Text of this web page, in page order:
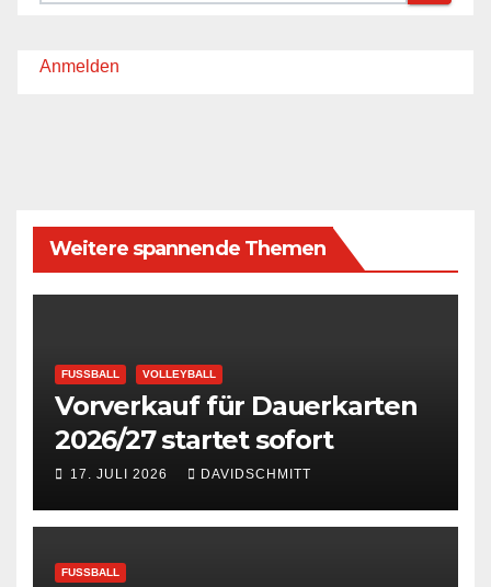
Anmelden
Weitere spannende Themen
FUSSBALL VOLLEYBALL
Vorverkauf für Dauerkarten
2026/27 startet sofort
17. JULI 2026 DAVIDSCHMITT
FUSSBALL